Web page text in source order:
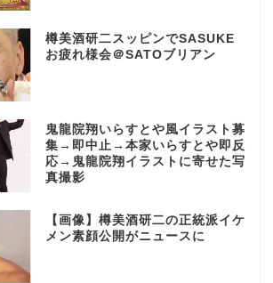
樽美酒研二スッピンでSASUKE
お疲れ様会＠SATOブリアン
鬼龍院翔いらすとや風イラスト募
集→即中止→本家いらすとや即反
応→鬼龍院翔イラストに寄せた写
真撮影
【画像】樽美酒研二の正統派イケ
メン素顔公開がニュースに